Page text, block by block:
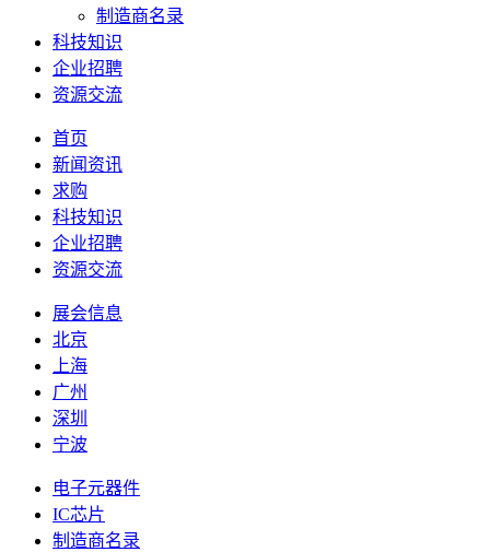
制造商名录
科技知识
企业招聘
资源交流
首页
新闻资讯
求购
科技知识
企业招聘
资源交流
展会信息
北京
上海
广州
深圳
宁波
电子元器件
IC芯片
制造商名录